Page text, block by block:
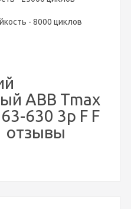
- 8000 циклов
ABB Tmax
630 3p F F
отзывы